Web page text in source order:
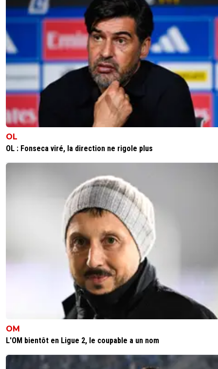
OL
OL : Fonseca viré, la direction ne rigole plus
OM
L'OM bientôt en Ligue 2, le coupable a un nom